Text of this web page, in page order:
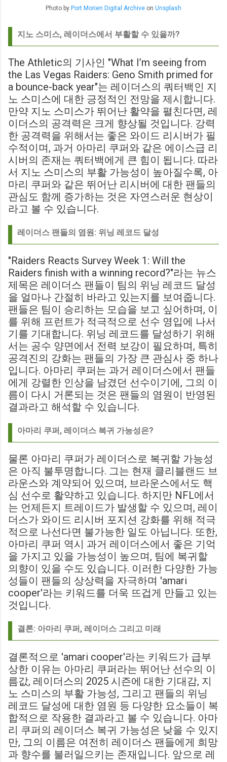
Photo by Port Morien Digital Archive on Unsplash
지노 스미스, 레이더스에서 부활할 수 있을까?
The Athletic의 기사인 "What I’m seeing from
the Las Vegas Raiders: Geno Smith primed for
a bounce-back year"는 레이더스의 쿼터백인 지
노 스미스에 대한 긍정적인 전망을 제시합니다.
만약 지노 스미스가 뛰어난 활약을 펼친다면, 레
이더스의 공격력은 크게 향상될 것입니다. 강력
한 공격력을 위해서는 좋은 와이드 리시버가 필
수적이며, 과거 아마리 쿠퍼와 같은 에이스급 리
시버의 존재는 쿼터백에게 큰 힘이 됩니다. 따라
서 지노 스미스의 부활 가능성이 높아질수록, 아
마리 쿠퍼와 같은 뛰어난 리시버에 대한 팬들의
관심도 함께 증가하는 것은 자연스러운 현상이
라고 볼 수 있습니다.
레이더스 팬들의 염원: 위닝 레코드 달성
"Raiders Reacts Survey Week 1: Will the
Raiders finish with a winning record?"라는 뉴스
제목은 레이더스 팬들이 팀의 위닝 레코드 달성
을 얼마나 간절히 바라고 있는지를 보여줍니다.
팬들은 팀이 승리하는 모습을 보고 싶어하며, 이
를 위해 프런트가 적극적으로 선수 영입에 나서
기를 기대합니다. 위닝 레코드를 달성하기 위해
서는 공수 양면에서 전력 보강이 필요하며, 특히
공격진의 강화는 팬들의 가장 큰 관심사 중 하나
입니다. 아마리 쿠퍼는 과거 레이더스에서 팬들
에게 강렬한 인상을 남겼던 선수이기에, 그의 이
름이 다시 거론되는 것은 팬들의 염원이 반영된
결과라고 해석할 수 있습니다.
아마리 쿠퍼, 레이더스 복귀 가능성은?
물론 아마리 쿠퍼가 레이더스로 복귀할 가능성
은 아직 불투명합니다. 그는 현재 클리블랜드 브
라운스와 계약되어 있으며, 브라운스에서도 핵
심 선수로 활약하고 있습니다. 하지만 NFL에서
는 언제든지 트레이드가 발생할 수 있으며, 레이
더스가 와이드 리시버 포지션 강화를 위해 적극
적으로 나선다면 불가능한 일도 아닙니다. 또한,
아마리 쿠퍼 역시 과거 레이더스에서 좋은 기억
을 가지고 있을 가능성이 높으며, 팀에 복귀할
의향이 있을 수도 있습니다. 이러한 다양한 가능
성들이 팬들의 상상력을 자극하며 'amari
cooper'라는 키워드를 더욱 뜨겁게 만들고 있는
것입니다.
결론: 아마리 쿠퍼, 레이더스 그리고 미래
결론적으로 'amari cooper'라는 키워드가 급부
상한 이유는 아마리 쿠퍼라는 뛰어난 선수의 이
름값, 레이더스의 2025 시즌에 대한 기대감, 지
노 스미스의 부활 가능성, 그리고 팬들의 위닝
레코드 달성에 대한 염원 등 다양한 요소들이 복
합적으로 작용한 결과라고 볼 수 있습니다. 아마
리 쿠퍼의 레이더스 복귀 가능성은 낮을 수 있지
만, 그의 이름은 여전히 레이더스 팬들에게 희망
과 향수를 불러일으키는 존재입니다. 앞으로 레